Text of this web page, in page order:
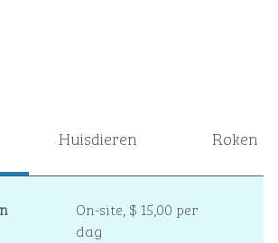
Huisdieren Roken
On-site, $ 15,00 per
dag